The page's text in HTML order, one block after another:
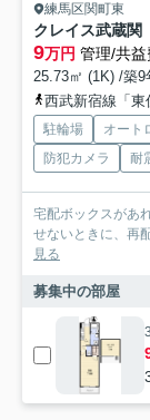
練馬区関町東
クレイス武蔵関
9万円 管理/共
25.73㎡ (1K) /築9
西武新宿線「
駐輪場 オート
防犯カメラ
耐
宅配ボックスがあ
せないときに、再
見る
募集中の部屋